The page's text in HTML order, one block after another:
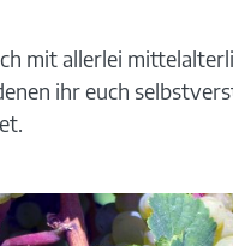
mit allerlei
ihr euch